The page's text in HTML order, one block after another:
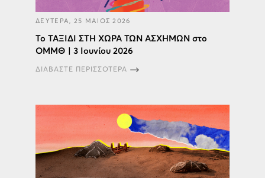
ΔΕΥΤΕΡΑ, 25 ΜΑΙΟΣ 2026
Το ΤΑΞΙΔΙ ΣΤΗ ΧΩΡΑ ΤΩΝ ΑΣΧΗΜΩΝ στο
ΟΜΜΘ | 3 Ιουνίου 2026
ΔΙΑΒΑΣΤΕ ΠΕΡΙΣΣΟΤΕΡΑ